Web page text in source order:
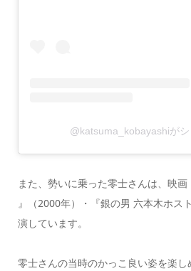
@katsuma_kobayashiが
また、勢いに乗った零士さんは、映
』（2000年）・『銀の男 六本木ホス
演しています。
零士さんの当時のかっこ良い姿を楽し